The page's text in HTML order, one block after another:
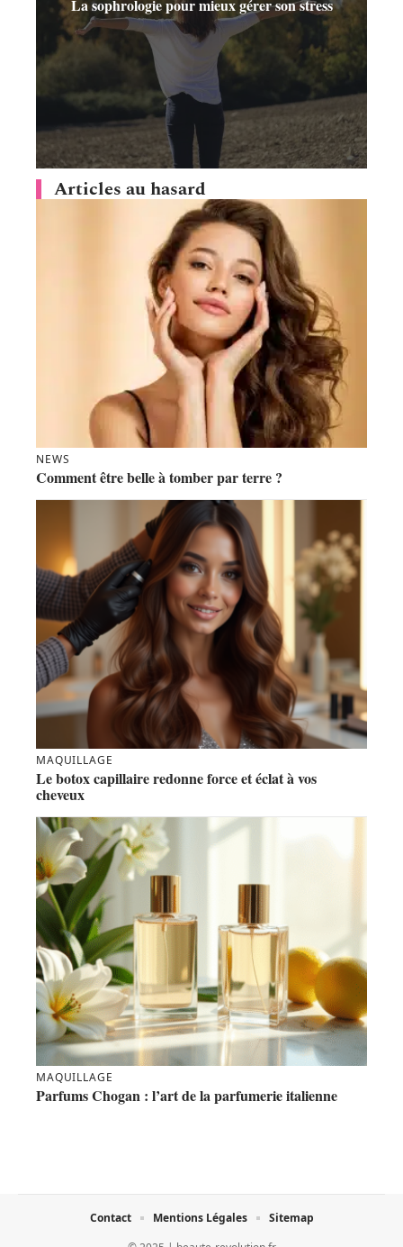
La sophrologie pour mieux gérer son stress
Articles au hasard
NEWS
Comment être belle à tomber par terre ?
MAQUILLAGE
Le botox capillaire redonne force et éclat à vos
cheveux
MAQUILLAGE
Parfums Chogan : l’art de la parfumerie italienne
Contact Mentions Légales Sitemap